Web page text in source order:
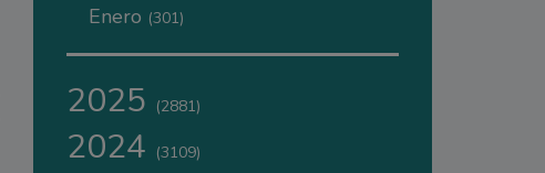
Enero (301)
2025 (2881)
2024 (3109)